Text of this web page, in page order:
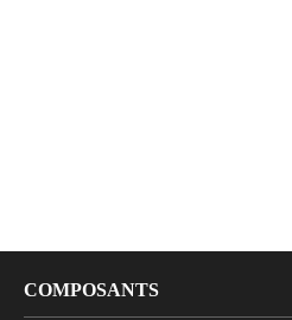
COMPOSANTS